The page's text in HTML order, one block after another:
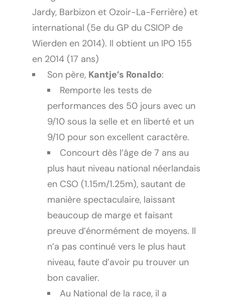
Jardy, Barbizon et Ozoir-La-Ferrière) et
international (5e du GP du CSIOP de
Wierden en 2014). Il obtient un IPO 155
en 2014 (17 ans)
Son père, Kantje’s Ronaldo:
Remporte les tests de
performances des 50 jours avec un
9/10 sous la selle et en liberté et un
9/10 pour son excellent caractère.
Concourt dès l’âge de 7 ans au
plus haut niveau national néerlandais
en CSO (1.15m/1.25m), sautant de
manière spectaculaire, laissant
beaucoup de marge et faisant
preuve d’énormément de moyens. Il
n’a pas continué vers le plus haut
niveau, faute d’avoir pu trouver un
bon cavalier.
Au National de la race, il a